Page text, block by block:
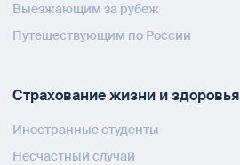
Выезжающим за рубеж
Путешествующим по России
Страхование жизни и здоровья
Иностранные студенты
Несчастный случай